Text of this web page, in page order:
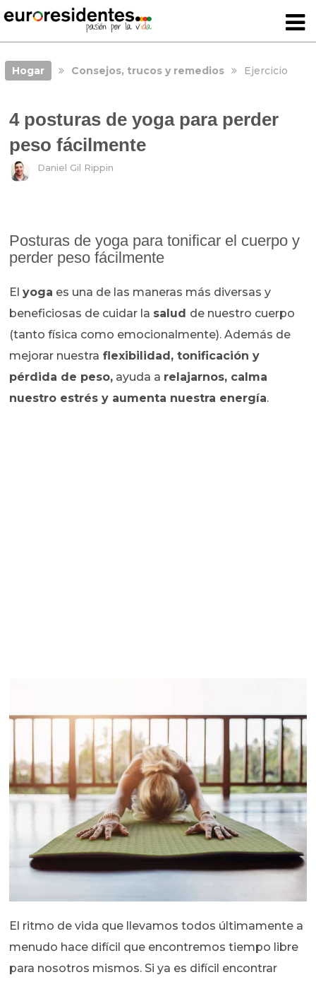
Hogar Consejos, trucos y remedios Ejercicio
4 posturas de yoga para perder
peso fácilmente
Daniel Gil Rippin
Posturas de yoga para tonificar el cuerpo y
perder peso fácilmente
Elyoga es una de las maneras más diversas y
beneficiosas de cuidar la salud de nuestro cuerpo
(tanto física como emocionalmente). Además de
mejorar nuestra flexibilidad, tonificación y
pérdida de peso, ayuda a relajarnos, calma
nuestro estrés y aumenta nuestra energía.
El ritmo de vida que llevamos todos últimamente a
menudo hace difícil que encontremos tiempo libre
para nosotros mismos. Si ya es difícil encontrar